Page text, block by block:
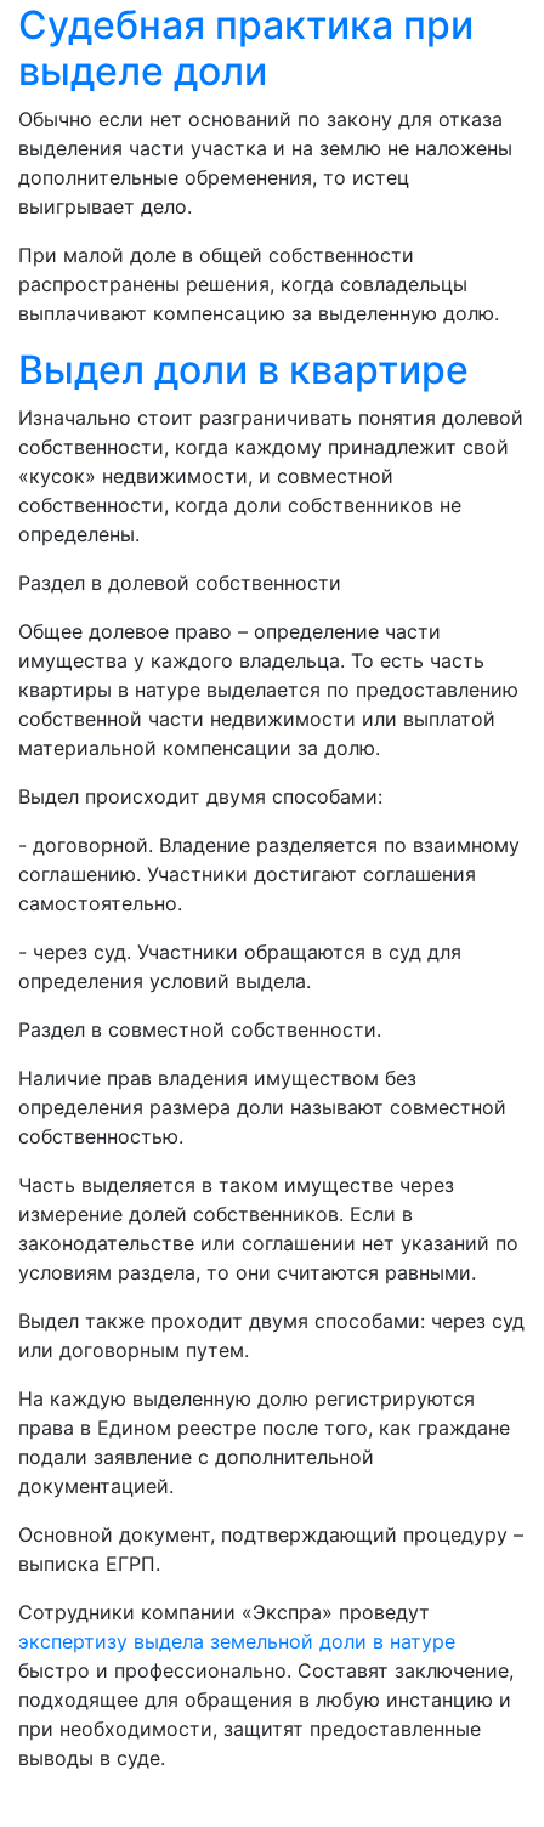
Судебная практика при
выделе доли
Обычно если нет оснований по закону для отказа
выделения части участка и на землю не наложены
дополнительные обременения, то истец
выигрывает дело.
При малой доле в общей собственности
распространены решения, когда совладельцы
выплачивают компенсацию за выделенную долю.
Выдел доли в квартире
Изначально стоит разграничивать понятия долевой
собственности, когда каждому принадлежит свой
«кусок» недвижимости, и совместной
собственности, когда доли собственников не
определены.
Раздел в долевой собственности
Общее долевое право – определение части
имущества у каждого владельца. То есть часть
квартиры в натуре выделается по предоставлению
собственной части недвижимости или выплатой
материальной компенсации за долю.
Выдел происходит двумя способами:
- договорной. Владение разделяется по взаимному
соглашению. Участники достигают соглашения
самостоятельно.
- через суд. Участники обращаются в суд для
определения условий выдела.
Раздел в совместной собственности.
Наличие прав владения имуществом без
определения размера доли называют совместной
собственностью.
Часть выделяется в таком имуществе через
измерение долей собственников. Если в
законодательстве или соглашении нет указаний по
условиям раздела, то они считаются равными.
Выдел также проходит двумя способами: через суд
или договорным путем.
На каждую выделенную долю регистрируются
права в Едином реестре после того, как граждане
подали заявление с дополнительной
документацией.
Основной документ, подтверждающий процедуру –
выписка ЕГРП.
Сотрудники компании «Экспра» проведут
экспертизу выдела земельной доли в натуре
быстро и профессионально. Составят заключение,
подходящее для обращения в любую инстанцию и
при необходимости, защитят предоставленные
выводы в суде.